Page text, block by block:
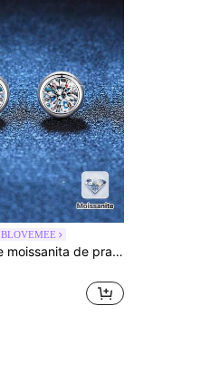
BLOVEMEE
2 brincos de moissanita de prata esterlina 925, luxuosos e delicados, 0,5 quilates, adequados para uso diário feminino e presente de Dia das Mães